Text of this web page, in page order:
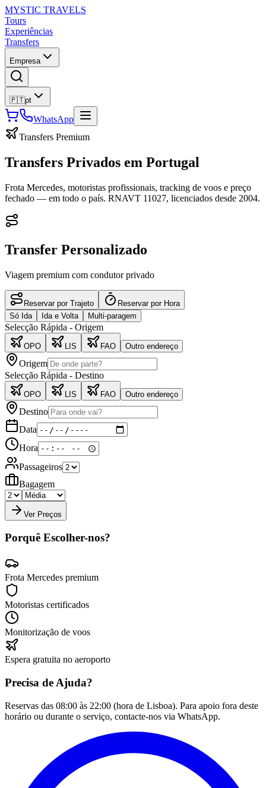
MYSTIC TRAVELS
Tours
Experiências
Transfers
Empresa
🇵🇹pt
WhatsApp
Transfers Premium
Transfers Privados em Portugal
Frota Mercedes, motoristas profissionais, tracking de voos e preço
fechado — em todo o país. RNAVT 11027, licenciados desde 2004.
Transfer Personalizado
Viagem premium com condutor privado
Reservar por Trajeto
Reservar por Hora
Só Ida
Ida e Volta Multi-paragem
Selecção Rápida - Origem
OPO LIS FAO Outro endereço
Origem
Selecção Rápida - Destino
OPO LIS FAO Outro endereço
Destino
Data
Hora
Passageiros
Bagagem
Ver Preços
Porquê Escolher-nos?
Frota Mercedes premium
Motoristas certificados
Monitorização de voos
Espera gratuita no aeroporto
Precisa de Ajuda?
Reservas das 08:00 às 22:00 (hora de Lisboa). Para apoio fora deste
horário ou durante o serviço, contacte-nos via WhatsApp.